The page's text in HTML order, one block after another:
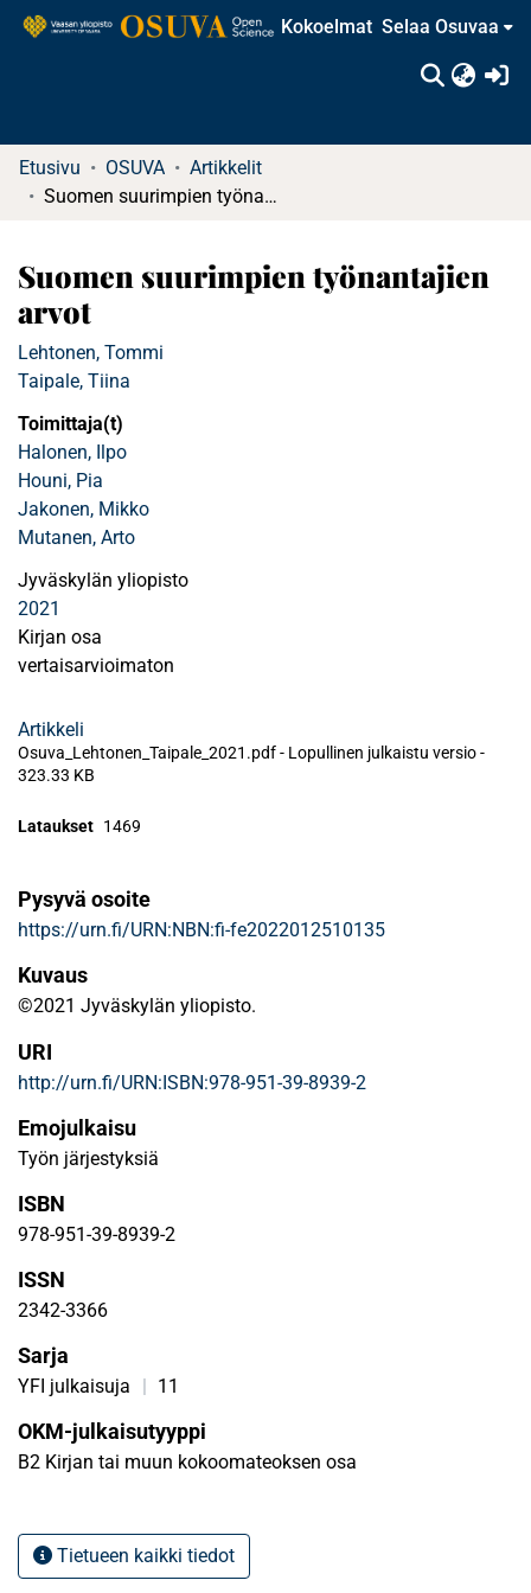
Kokoelmat Selaa Osuvaa
Etusivu OSUVA
Artikkelit
Suomen suurimpien työnantajien arvot
Suomen suurimpien työnantajien
arvot
Lehtonen, Tommi
Taipale, Tiina
Toimittaja(t)
Halonen, Ilpo
Houni, Pia
Jakonen, Mikko
Mutanen, Arto
Jyväskylän yliopisto
2021
Kirjan osa
vertaisarvioimaton
Artikkeli
Osuva_Lehtonen_Taipale_2021.pdf - Lopullinen julkaistu versio-
323.33 KB
Lataukset 1469
Pysyvä osoite
https://urn.fi/URN:NBN:fi-fe2022012510135
Kuvaus
©2021 Jyväskylän yliopisto.
URI
http://urn.fi/URN:ISBN:978-951-39-8939-2
Emojulkaisu
Työn järjestyksiä
ISBN
978-951-39-8939-2
ISSN
2342-3366
Sarja
YFI julkaisuja | 11
OKM-julkaisutyyppi
B2 Kirjan tai muun kokoomateoksen osa
Tietueen kaikki tiedot